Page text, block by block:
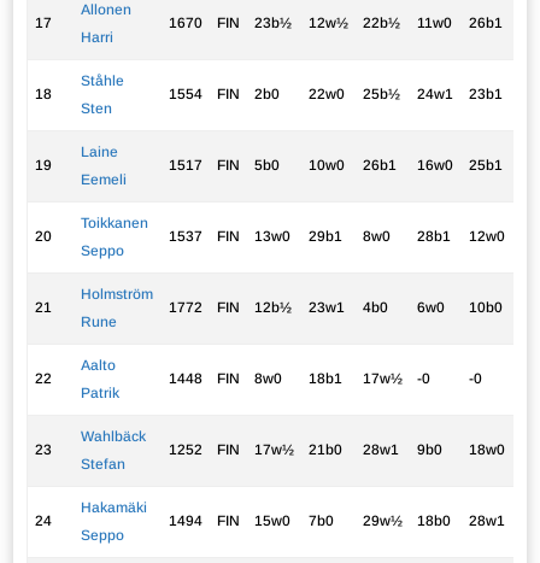
17
Allonen
Harri
1670 FIN 23b½ 12w½ 22b½ 11w0 26b1
18
Ståhle
Sten
1554 FIN 2b0 22w0 25b½ 24w1 23b1
19
Laine
Eemeli
1517 FIN 5b0 10w0 26b1 16w0 25b1
20
Toikkanen
Seppo
1537 FIN 13w0 29b1 8w0 28b1 12w0
21
Holmström
Rune
1772 FIN 12b½ 23w1 4b0 6w0 10b0
22
Aalto
Patrik
1448 FIN 8w0 18b1 17w½ -0 -0
23
Wahlbäck
Stefan
1252 FIN 17w½ 21b0 28w1 9b0 18w0
24
Hakamäki
Seppo
1494 FIN 15w0 7b0 29w½ 18b0 28w1